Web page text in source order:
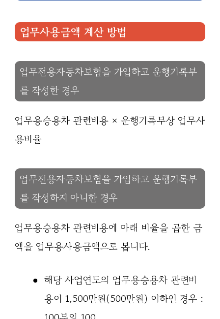
업무사용금액 계산 방법
업무전용자동차보험을 가입하고 운행기록부
를 작성한 경우
업무용승용차 관련비용 × 운행기록부상 업무사
용비율
업무전용자동차보험을 가입하고 운행기록부
를 작성하지 아니한 경우
업무용승용차 관련비용에 아래 비율을 곱한 금
액을 업무용사용금액으로 봅니다.
해당 사업연도의 업무용승용차 관련비
용이 1,500만원(500만원) 이하인 경우 :